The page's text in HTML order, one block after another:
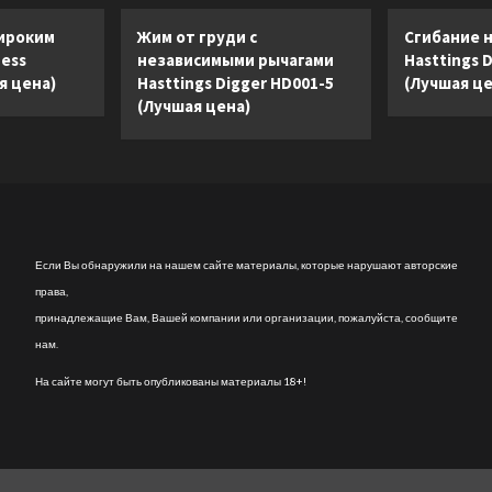
горизонтальный
цена)
Жим от груди с
независимыми рычагами
Hasttings Digger HD001-5
(Лучшая цена)
Сгибание
Hasttings
(Лучшая
Если Вы обнаружили на нашем сайте материалы, которые нарушают авторские
права,
принадлежащие Вам, Вашей компании или организации, пожалуйста, сообщите
нам.
На сайте могут быть опубликованы материалы 18+!